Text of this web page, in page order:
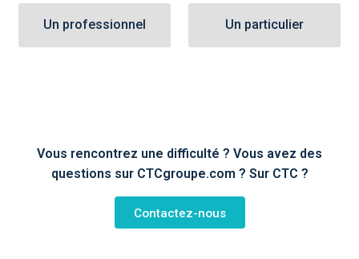
Un professionnel Un particulier
Vous rencontrez une difficulté ? Vous avez des
questions sur CTCgroupe.com ? Sur CTC ?
Contactez-nous